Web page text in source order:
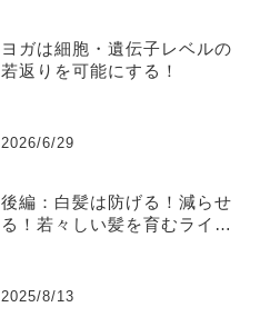
ヨガは細胞・遺伝子レベルの
若返りを可能にする！
2026/6/29
後編：白髪は防げる！減らせ
る！若々しい髪を育むライフ
2025/8/13